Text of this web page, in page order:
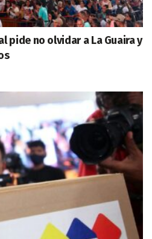
pide no olvidar a La Guaira y